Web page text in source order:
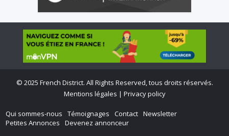
© 2025 French District. All Rights Reserved, tous droits réservés.
Mentions légales | Privacy policy
Qui sommes-nous Témoignages Contact Newsletter
Petites Annonces
Devenez annonceur